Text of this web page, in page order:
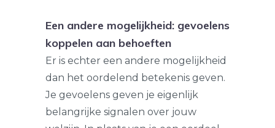
Een andere mogelijkheid: gevoelens
koppelen aan behoeften
Er is echter een andere mogelijkheid
dan het oordelend betekenis geven.
Je gevoelens geven je eigenlijk
belangrijke signalen over jouw